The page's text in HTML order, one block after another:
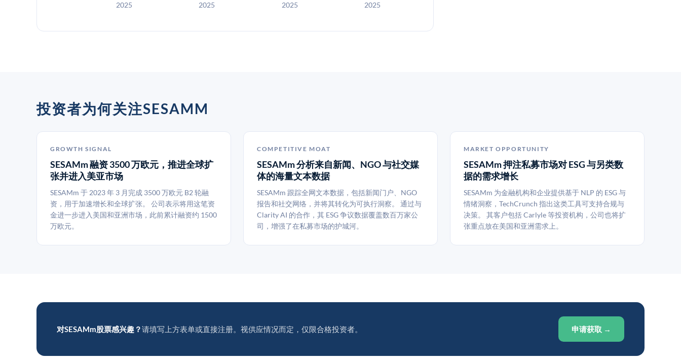
2025 2025 2025 2025
投资者为何关注SESAMM
GROWTH SIGNAL
SESAMm 融资 3500 万欧元，推进全球扩
张并进入美亚市场
SESAMm 于 2023 年 3 月完成 3500 万欧元 B2 轮融
资，用于加速增长和全球扩张。 公司表示将用这笔资
金进一步进入美国和亚洲市场，此前累计融资约 1500
万欧元。
COMPETITIVE MOAT
SESAMm 分析来自新闻、NGO 与社交媒
体的海量文本数据
SESAMm 跟踪全网文本数据，包括新闻门户、NGO
报告和社交网络，并将其转化为可执行洞察。 通过与
Clarity AI 的合作，其 ESG 争议数据覆盖数百万家公
司，增强了在私募市场的护城河。
MARKET OPPORTUNITY
SESAMm 押注私募市场对 ESG 与另类数
据的需求增长
SESAMm 为金融机构和企业提供基于 NLP 的 ESG 与
情绪洞察，TechCrunch 指出这类工具可支持合规与
决策。 其客户包括 Carlyle 等投资机构，公司也将扩
张重点放在美国和亚洲需求上。
对SESAMm股票感兴趣？请填写上方表单或直接注册。视供应情况而定，仅限合格投资者。 申请获取 →